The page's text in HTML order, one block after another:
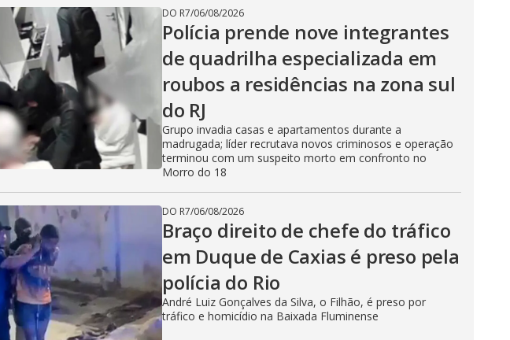
DO R7/06/08/2026
Polícia prende nove integrantes
de quadrilha especializada em
roubos a residências na zona sul
do RJ
Grupo invadia casas e apartamentos durante a
madrugada; líder recrutava novos criminosos e operação
terminou com um suspeito morto em confronto no
Morro do 18
DO R7/06/08/2026
Braço direito de chefe do tráfico
em Duque de Caxias é preso pela
polícia do Rio
André Luiz Gonçalves da Silva, o Filhão, é preso por
tráfico e homicídio na Baixada Fluminense